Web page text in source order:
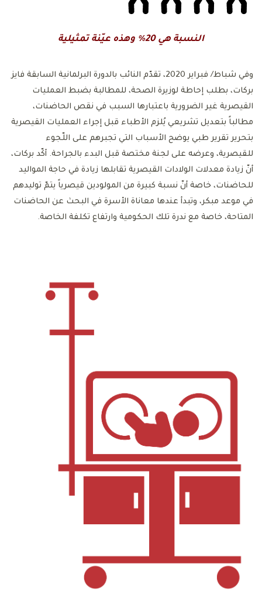
النسبة هي 20% وهذه عيّنة تمثيلية
وفي شباط/ فبراير 2020، تقدّم النائب بالدورة البرلمانية السابقة فايز
بركات، بطلب إحاطة لوزيرة الصحة، للمطالبة بضبط العمليات
القيصرية غير الضرورية باعتبارها السبب في نقص الحاضنات،
مطالباً بتعديل تشريعي يُلزم الأطباء قبل إجراء العمليات القيصرية
بتحرير تقرير طبي يوضح الأسباب التي تجبرهم على اللّجوء
للقيصرية، وعرضه على لجنة مختصة قبل البدء بالجراحة. أكّد بركات،
أنّ زيادة معدلات الولادات القيصرية تقابلها زيادة في حاجة المواليد
للحاضنات، خاصة أنّ نسبة كبيرة من المولودين قيصرياً يتمّ توليدهم
في موعد مبكر، وتبدأ عندها معاناة الأسرة في البحث عن الحاضنات
المتاحة، خاصة مع ندرة تلك الحكومية وارتفاع تكلفة الخاصة.